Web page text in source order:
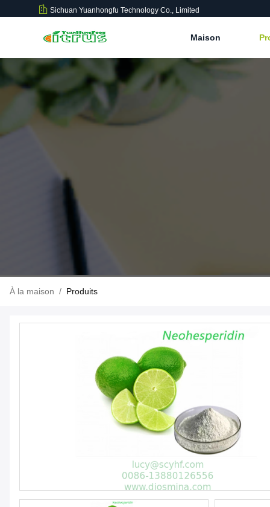
Sichuan Yuanhongfu Technology Co., Limited
Maison
À la maison / Produits